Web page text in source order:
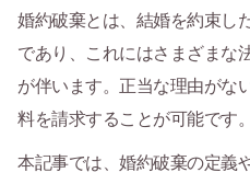
婚約破棄とは、結婚を約束し
であり、これにはさまざまな
が伴います。正当な理由がな
料を請求することが可能です。
本記事では、婚約破棄の定義